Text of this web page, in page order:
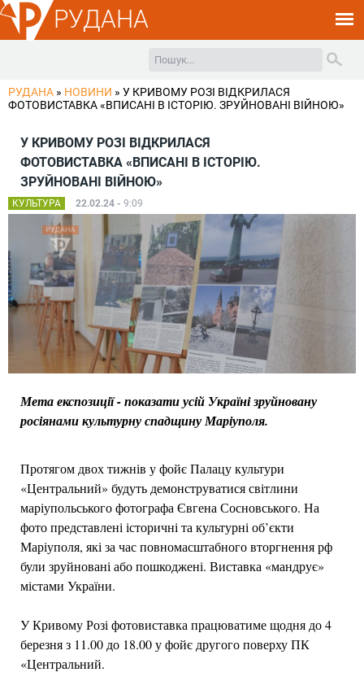
РУДАНА
РУДАНА » НОВИНИ » У КРИВОМУ РОЗІ ВІДКРИЛАСЯ
ФОТОВИСТАВКА «ВПИСАНІ В ІСТОРІЮ. ЗРУЙНОВАНІ ВІЙНОЮ»
У КРИВОМУ РОЗІ ВІДКРИЛАСЯ
ФОТОВИСТАВКА «ВПИСАНІ В ІСТОРІЮ.
ЗРУЙНОВАНІ ВІЙНОЮ»
КУЛЬТУРА 22.02.24 - 9:09
Мета експозиції - показати усій Україні зруйновану
росіянами культурну спадщину Маріуполя.
Протягом двох тижнів у фойє Палацу культури
«Центральний» будуть демонструватися світлини
маріупольського фотографа Євгена Сосновського. На
фото представлені історичні та культурні об’єкти
Маріуполя, які за час повномасштабного вторгнення рф
були зруйновані або пошкоджені. Виставка «мандрує»
містами України.
У Кривому Розі фотовиставка працюватиме щодня до 4
березня з 11.00 до 18.00 у фойє другого поверху ПК
«Центральний.